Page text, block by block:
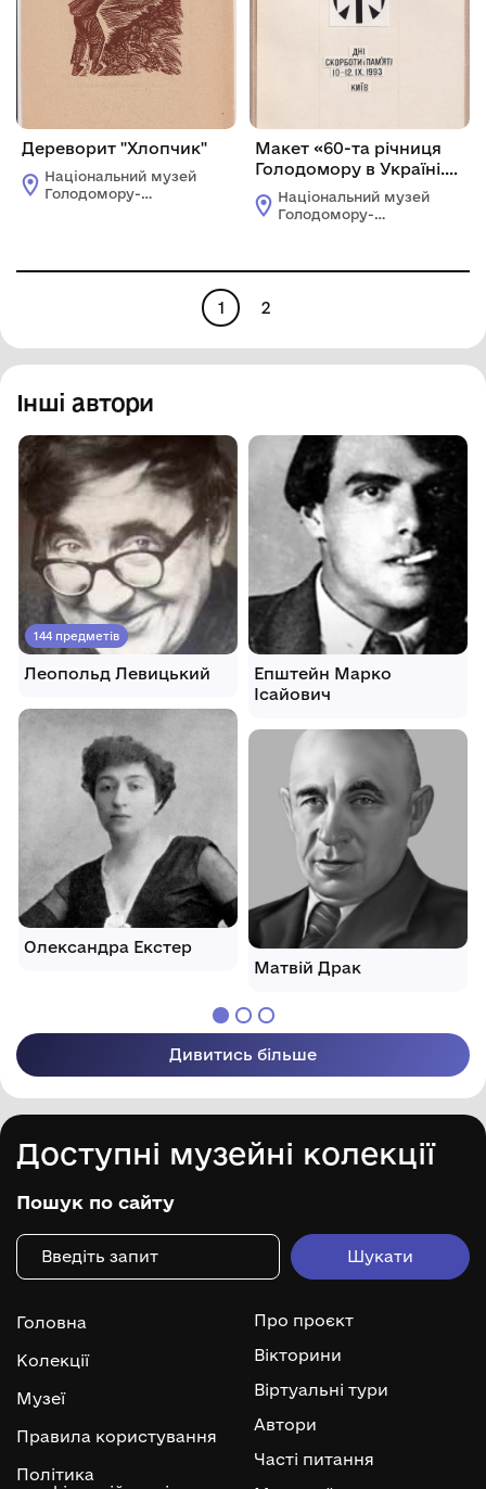
Дереворит "Хлопчик"
Національний музей
Голодомору-
Макет «60-та річниця
Голодомору в Україні.
Дні скорботи і пам’яті
10–12 ІХ 1993 Київ»
Національний музей
Голодомору-
1 2
Інші автори
144 предметів
Леопольд Левицький
Олександра Екстер
Епштейн Марко
Ісайович
Матвій Драк
Дивитись більше
Доступні музейні колекції
Пошук по сайту
Головна
Колекції
Музеї
Правила користування
Політика
Про проєкт
Вікторини
Віртуальні тури
Автори
Часті питання